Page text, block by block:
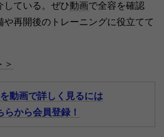
している。ぜひ動画で全容を確認
や再開後のトレーニングに役立てて
動画で詳しく見るには
らから会員登録！